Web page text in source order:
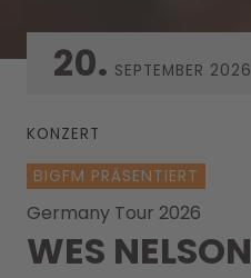
20. SEPTEMBER 2026
KONZERT
BIGFM PRÄSENTIERT
Germany Tour 2026
WES NELSON